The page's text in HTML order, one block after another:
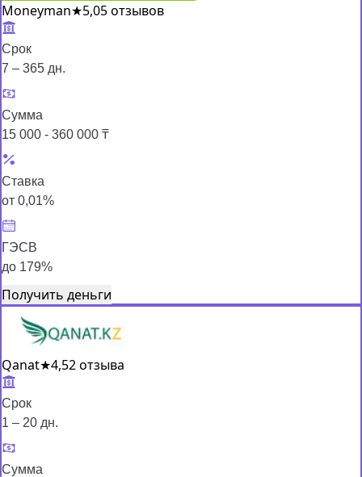
Moneyman★5,05 отзывов
Срок
7 – 365 дн.
Сумма
15 000 - 360 000 ₸
Ставка
от 0,01%
ГЭСВ
до 179%
Получить деньги
Qanat★4,52 отзыва
Срок
1 – 20 дн.
Сумма